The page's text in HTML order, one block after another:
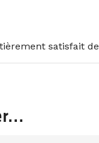
satisfait